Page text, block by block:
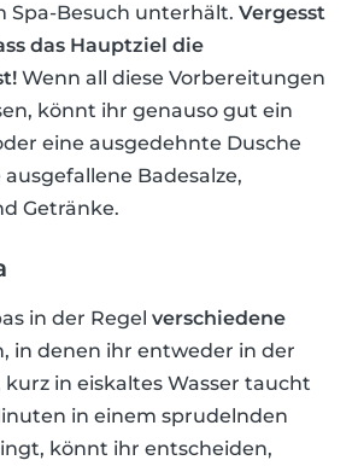
Spa-Besuch unterhält. Vergesst
das Hauptziel die
Wenn all diese Vorbereitungen
könnt ihr genauso gut ein
eine ausgedehnte Dusche
Badesalze,
Getränke.
in der Regel verschiedene
in denen ihr entweder in der
in eiskaltes Wasser taucht
in einem sprudelnden
könnt ihr entscheiden,